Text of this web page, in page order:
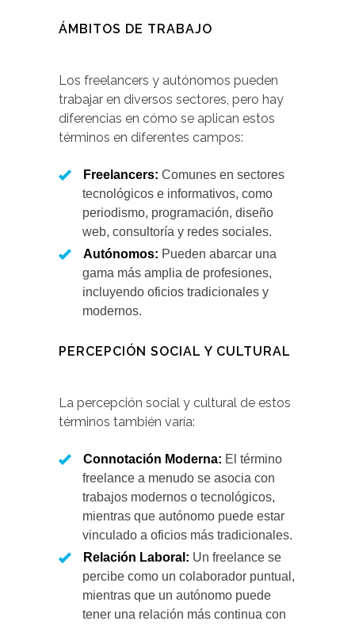
ÁMBITOS DE TRABAJO
Los freelancers y autónomos pueden
trabajar en diversos sectores, pero hay
diferencias en cómo se aplican estos
términos en diferentes campos:
Freelancers: Comunes en sectores
tecnológicos e informativos, como
periodismo, programación, diseño
web, consultoría y redes sociales.
Autónomos: Pueden abarcar una
gama más amplia de profesiones,
incluyendo oficios tradicionales y
modernos.
PERCEPCIÓN SOCIAL Y CULTURAL
La percepción social y cultural de estos
términos también varía:
Connotación Moderna: El término
freelance a menudo se asocia con
trabajos modernos o tecnológicos,
mientras que autónomo puede estar
vinculado a oficios más tradicionales.
Relación Laboral: Un freelance se
percibe como un colaborador puntual,
mientras que un autónomo puede
tener una relación más continua con